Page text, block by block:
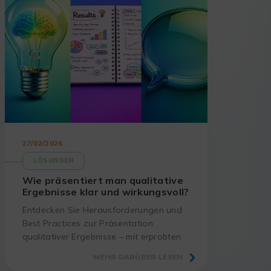
27/02/2026
LÖSUNGEN
Wie präsentiert man qualitative
Ergebnisse klar und wirkungsvoll?
Entdecken Sie Herausforderungen und
Best Practices zur Präsentation
qualitativer Ergebnisse – mit erprobten